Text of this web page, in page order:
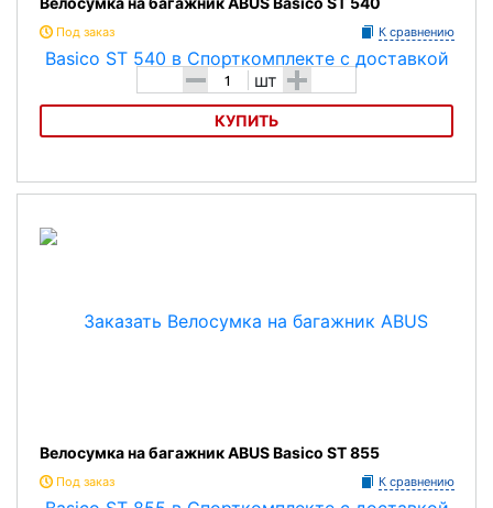
Под заказ К сравнению
- шт +
КУПИТЬ
Велосумка на багажник ABUS Basico ST 540
Велосумка на багажник ABUS Basico ST 855
Под заказ К сравнению